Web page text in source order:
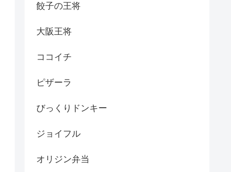
餃子の王将
大阪王将
ココイチ
ピザーラ
びっくりドンキー
ジョイフル
オリジン弁当